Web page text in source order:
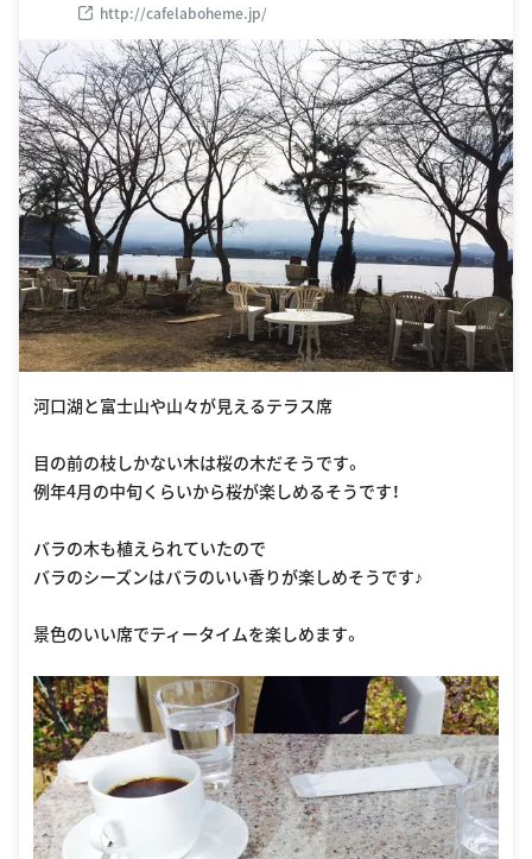
http://cafelaboheme.jp/
河口湖と富士山や山々が見えるテラス席
目の前の枝しかない木は桜の木だそうです。
例年4月の中旬くらいから桜が楽しめるそうです！
バラの木も植えられていたので
バラのシーズンはバラのいい香りが楽しめそうです♪
景色のいい席でティータイムを楽しめます。